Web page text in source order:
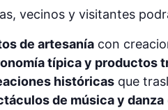
vecinos y visitantes
de artesanía con
típica y productos
históricas que
de música y danza